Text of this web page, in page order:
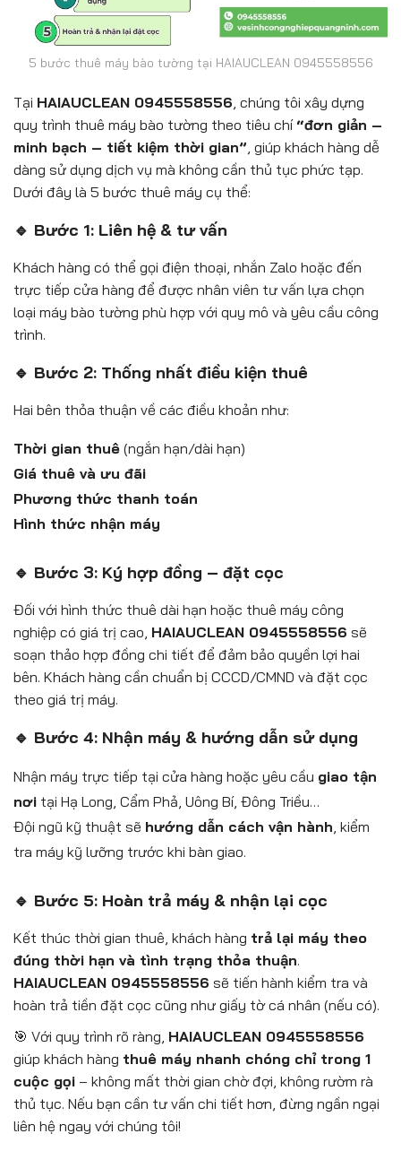
5 bước thuê máy bào tường tại HAIAUCLEAN 0945558556
Tại HAIAUCLEAN 0945558556, chúng tôi xây dựng
quy trình thuê máy bào tường theo tiêu chí “đơn giản –
minh bạch – tiết kiệm thời gian”, giúp khách hàng dễ
dàng sử dụng dịch vụ mà không cần thủ tục phức tạp.
Dưới đây là 5 bước thuê máy cụ thể:
🔹 Bước 1: Liên hệ & tư vấn
Khách hàng có thể gọi điện thoại, nhắn Zalo hoặc đến
trực tiếp cửa hàng để được nhân viên tư vấn lựa chọn
loại máy bào tường phù hợp với quy mô và yêu cầu công
trình.
🔹 Bước 2: Thống nhất điều kiện thuê
Hai bên thỏa thuận về các điều khoản như:
Thời gian thuê (ngắn hạn/dài hạn)
Giá thuê và ưu đãi
Phương thức thanh toán
Hình thức nhận máy
🔹 Bước 3: Ký hợp đồng – đặt cọc
Đối với hình thức thuê dài hạn hoặc thuê máy công
nghiệp có giá trị cao, HAIAUCLEAN 0945558556 sẽ
soạn thảo hợp đồng chi tiết để đảm bảo quyền lợi hai
bên. Khách hàng cần chuẩn bị CCCD/CMND và đặt cọc
theo giá trị máy.
🔹 Bước 4: Nhận máy & hướng dẫn sử dụng
Nhận máy trực tiếp tại cửa hàng hoặc yêu cầu giao tận
nơi tại Hạ Long, Cẩm Phả, Uông Bí, Đông Triều…
Đội ngũ kỹ thuật sẽ hướng dẫn cách vận hành , kiểm
tra máy kỹ lưỡng trước khi bàn giao.
🔹 Bước 5: Hoàn trả máy & nhận lại cọc
Kết thúc thời gian thuê, khách hàng trả lại máy theo
đúng thời hạn và tình trạng thỏa thuận.
HAIAUCLEAN 0945558556 sẽ tiến hành kiểm tra và
hoàn trả tiền đặt cọc cũng như giấy tờ cá nhân (nếu có).
🎯 Với quy trình rõ ràng, HAIAUCLEAN 0945558556
giúp khách hàng thuê máy nhanh chóng chỉ trong 1
cuộc gọi – không mất thời gian chờ đợi, không rườm rà
thủ tục. Nếu bạn cần tư vấn chi tiết hơn, đừng ngần ngại
liên hệ ngay với chúng tôi!